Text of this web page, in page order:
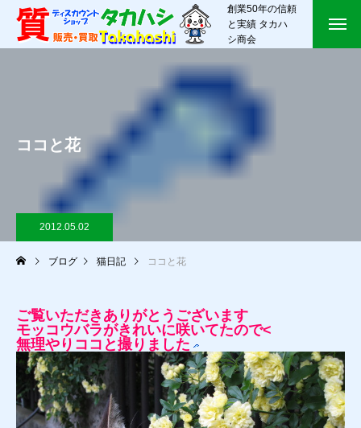
創業50年の信頼
と実績 タカハ
シ商会
ココと花
2012.05.02
ブログ 猫日記 ココと花
ご覧いただきありがとうございます
モッコウバラがきれいに咲いてたので<
無理やりココと撮りました